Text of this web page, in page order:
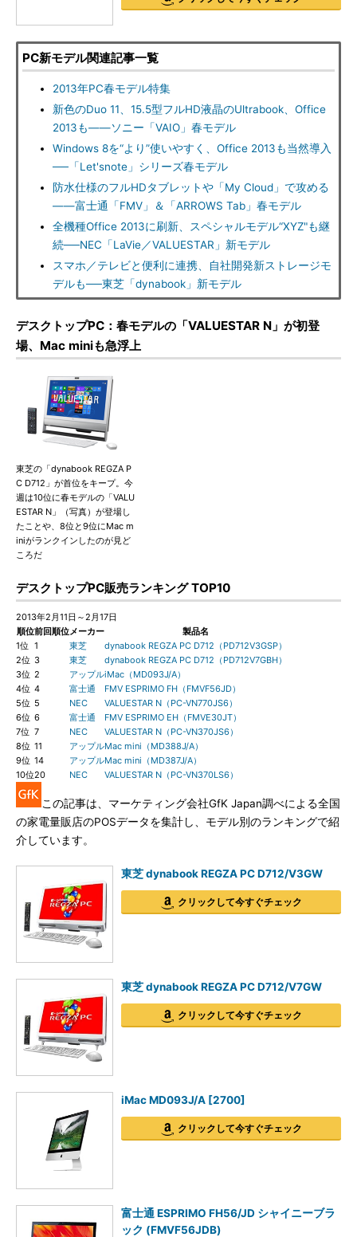
PC新モデル関連記事一覧
2013年PC春モデル特集
新色のDuo 11、15.5型フルHD液晶のUltrabook、Office
2013も――ソニー「VAIO」春モデル
Windows 8を“より”使いやすく、Office 2013も当然導入
──「Let'snote」シリーズ春モデル
防水仕様のフルHDタブレットや「My Cloud」で攻める
――富士通「FMV」＆「ARROWS Tab」春モデル
全機種Office 2013に刷新、スペシャルモデル“XYZ"も継
続──NEC「LaVie／VALUESTAR」新モデル
スマホ／テレビと便利に連携、自社開発新ストレージモ
デルも──東芝「dynabook」新モデル
デスクトップPC：春モデルの「VALUESTAR N」が初登
場、Mac miniも急浮上
東芝の「dynabook REGZA P
C D712」が首位をキープ。今
週は10位に春モデルの「VALU
ESTAR N」（写真）が登場し
たことや、8位と9位にMac m
iniがランクインしたのが見ど
ころだ
デスクトップPC販売ランキング TOP10
2013年2月11日～2月17日
順位前回順位メーカー
製品名
1位 1 東芝
dynabook REGZA PC D712（PD712V3GSP）
2位 3 東芝
dynabook REGZA PC D712（PD712V7GBH）
3位 2 アップルiMac（MD093J/A）
4位 4 富士通
FMV ESPRIMO FH（FMVF56JD）
5位 5 NEC
VALUESTAR N（PC-VN770JS6）
6位 6 富士通
FMV ESPRIMO EH（FMVE30JT）
7位 7 NEC
VALUESTAR N（PC-VN370JS6）
8位 11 アップルMac mini（MD388J/A）
9位 14 アップルMac mini（MD387J/A）
10位20 NEC VALUESTAR N（PC-VN370LS6）
この記事は、マーケティング会社GfK Japan調べによる全国
の家電量販店のPOSデータを集計し、モデル別のランキングで紹
介しています。
東芝 dynabook REGZA PC D712/V3GW
クリックして今すぐチェック
東芝 dynabook REGZA PC D712/V7GW
クリックして今すぐチェック
iMac MD093J/A [2700]
クリックして今すぐチェック
富士通 ESPRIMO FH56/JD シャイニーブラ
ック (FMVF56JDB)